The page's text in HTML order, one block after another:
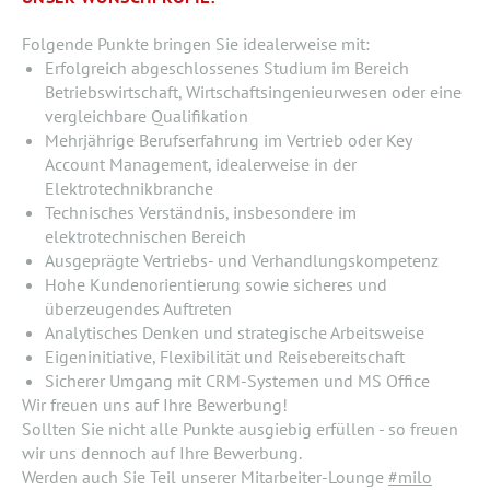
Folgende Punkte bringen Sie idealerweise mit:
Erfolgreich abgeschlossenes Studium im Bereich
Betriebswirtschaft, Wirtschaftsingenieurwesen oder eine
vergleichbare Qualifikation
Mehrjährige Berufserfahrung im Vertrieb oder Key
Account Management, idealerweise in der
Elektrotechnikbranche
Technisches Verständnis, insbesondere im
elektrotechnischen Bereich
Ausgeprägte Vertriebs- und Verhandlungskompetenz
Hohe Kundenorientierung sowie sicheres und
überzeugendes Auftreten
Analytisches Denken und strategische Arbeitsweise
Eigeninitiative, Flexibilität und Reisebereitschaft
Sicherer Umgang mit CRM-Systemen und MS Office
Wir freuen uns auf Ihre Bewerbung!
Sollten Sie nicht alle Punkte ausgiebig erfüllen - so freuen
wir uns dennoch auf Ihre Bewerbung.
Werden auch Sie Teil unserer Mitarbeiter-Lounge #milo